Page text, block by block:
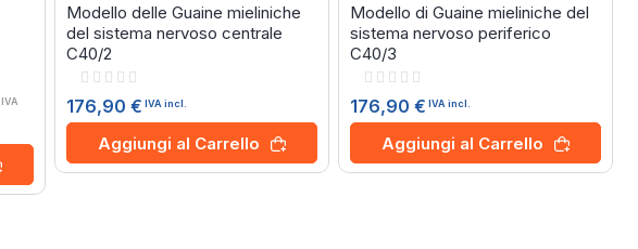
IVA
Modello delle Guaine mieliniche
del sistema nervoso centrale
C40/2
Rating:
176,90 € IVA incl.
Aggiungi al Carrello
Modello di Guaine mieliniche del
sistema nervoso periferico
C40/3
Rating:
176,90 € IVA incl.
Aggiungi al Carrello